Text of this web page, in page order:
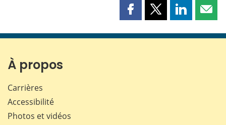
Partager
page
Partager
page
Partager
page page
À propos
Carrières
Accessibilité
Photos et vidéos